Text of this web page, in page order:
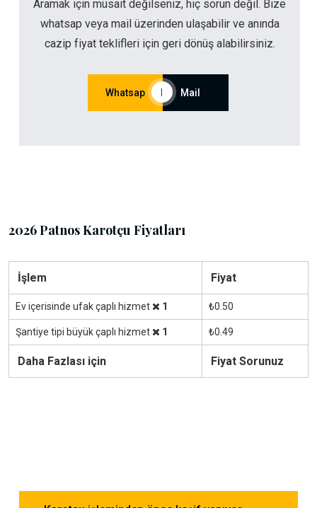
Aramak için müsait değilseniz, hiç sorun değil. Bize
whatsap veya mail üzerinden ulaşabilir ve anında
cazip fiyat teklifleri için geri dönüş alabilirsiniz.
Whatsap Mail
2026 Patnos Karotçu Fiyatları
İşlem Fiyat
Ev içerisinde ufak çaplı hizmet 1 ₺0.50
Şantiye tipi büyük çaplı hizmet 1 ₺0.49
Daha Fazlası için Fiyat Sorunuz